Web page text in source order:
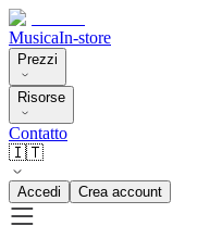
MusicaIn-store
Prezzi
Risorse
Contatto
🇮🇹
Accedi Crea account